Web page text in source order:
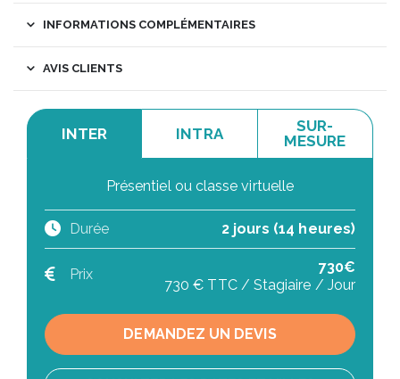
INFORMATIONS COMPLÉMENTAIRES
AVIS CLIENTS
INTER INTRA
SUR-
MESURE
Présentiel ou classe virtuelle
Durée 2 jours (14 heures)
Prix
730€
730 € TTC / Stagiaire / Jour
DEMANDEZ UN DEVIS